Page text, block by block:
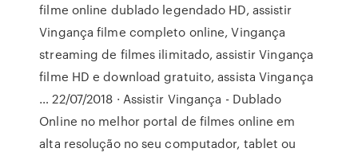
filme online dublado legendado HD, assistir
Vingança filme completo online, Vingança
streaming de filmes ilimitado, assistir Vingança
filme HD e download gratuito, assista Vingança
… 22/07/2018 · Assistir Vingança - Dublado
Online no melhor portal de filmes online em
alta resolução no seu computador, tablet ou